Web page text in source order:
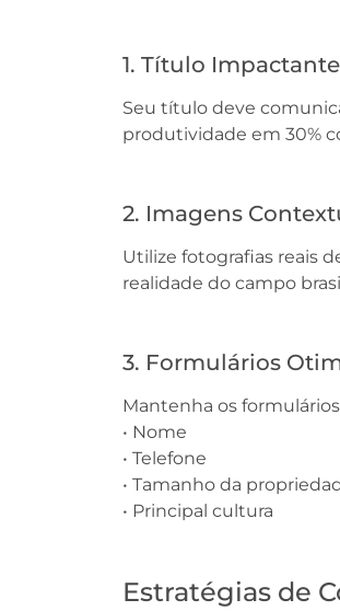
1. Título Impactante
Seu título deve
produtividade em 30%
2. Imagens
Utilize fotografias reais
realidade do campo
3. Formulários
Mantenha os
• Nome
• Telefone
• Tamanho da
• Principal cultura
Estratégias de